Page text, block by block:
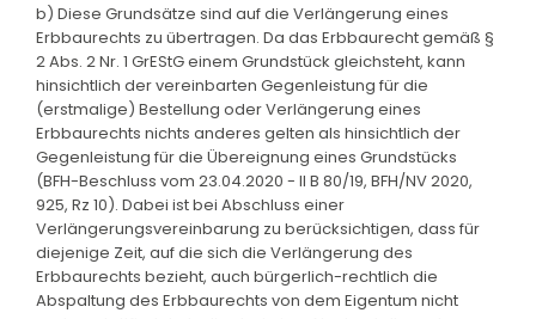
b) Diese Grundsätze sind auf die Verlängerung eines
Erbbaurechts zu übertragen. Da das Erbbaurecht gemäß §
2 Abs. 2 Nr. 1 GrEStG einem Grundstück gleichsteht, kann
hinsichtlich der vereinbarten Gegenleistung für die
(erstmalige) Bestellung oder Verlängerung eines
Erbbaurechts nichts anderes gelten als hinsichtlich der
Gegenleistung für die Übereignung eines Grundstücks
(BFH-Beschluss vom 23.04.2020 - II B 80/19, BFH/NV 2020,
925, Rz 10). Dabei ist bei Abschluss einer
Verlängerungsvereinbarung zu berücksichtigen, dass für
diejenige Zeit, auf die sich die Verlängerung des
Erbbaurechts bezieht, auch bürgerlich-rechtlich die
Abspaltung des Erbbaurechts von dem Eigentum nicht